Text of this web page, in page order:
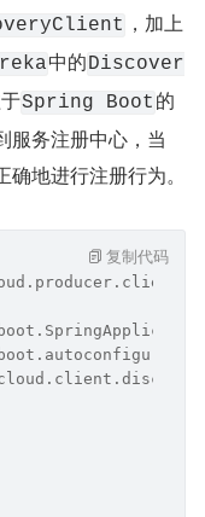
，加上
中的Discover
Spring Boot 的
服务注册中心，当
地进行注册行为。
复制代码